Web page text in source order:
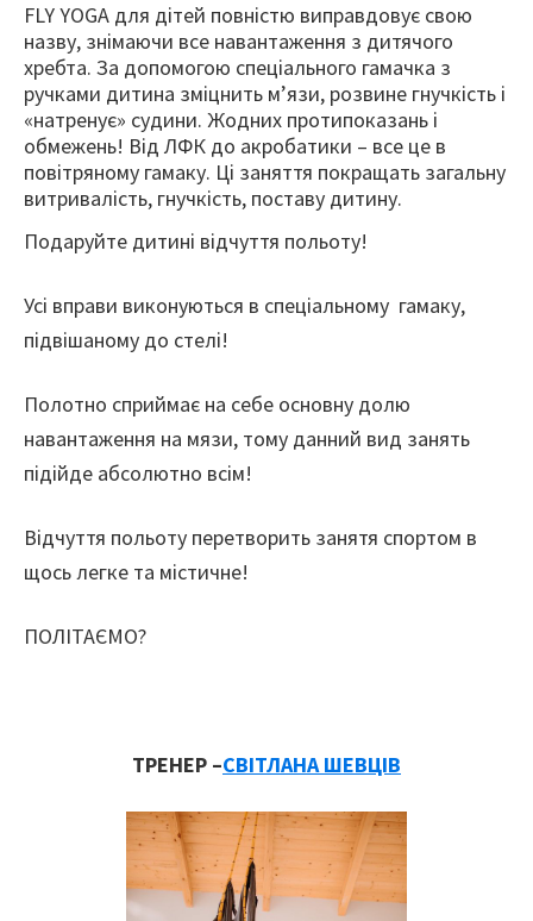
FLY YOGA для дітей повністю виправдовує свою
назву, знімаючи все навантаження з дитячого
хребта. За допомогою спеціального гамачка з
ручками дитина зміцнить м’язи, розвине гнучкість і
«натренує» судини. Жодних протипоказань і
обмежень! Від ЛФК до акробатики – все це в
повітряному гамаку. Ці заняття покращать загальну
витривалість, гнучкість, поставу дитину.
Подаруйте дитині відчуття польоту!
Усі вправи виконуються в спеціальному гамаку,
підвішаному до стелі!
Полотно сприймає на себе основну долю
навантаження на мязи, тому данний вид занять
підійде абсолютно всім!
Відчуття польоту перетворить занятя спортом в
щось легке та містичне!
ПОЛІТАЄМО?
ТРЕНЕР –СВІТЛАНА ШЕВЦІВ